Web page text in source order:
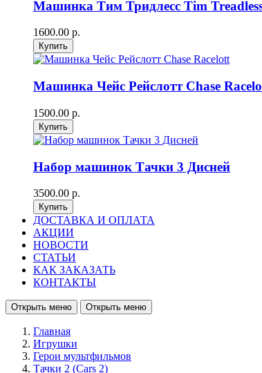
Машинка Тим Тридлесс Tim
1600.00 р.
Машинка Чейс Рейслотт Chase
1500.00 р.
Набор машинок Тачки 3 Дисней
3500.00 р.
ДОСТАВКА И ОПЛАТА
АКЦИИ
НОВОСТИ
СТАТЬИ
КАК ЗАКАЗАТЬ
КОНТАКТЫ
Открыть меню Открыть меню
Главная
Игрушки
Герои мультфильмов
Тачки 2 (Cars 2)